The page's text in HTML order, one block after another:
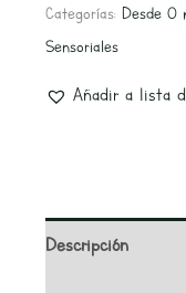
Categorías: Desde 0
Sensoriales
Añadir a lista
Descripción